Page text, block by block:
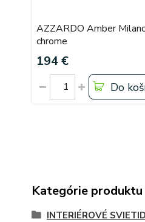
AZZARDO Amber
chrome
194 €
Do
Kategórie produktu
INTERIÉROVÉ